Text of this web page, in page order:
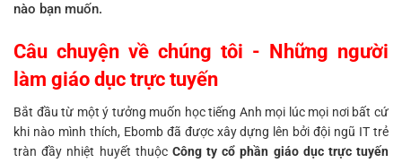
nào bạn muốn.
Câu chuyện về chúng tôi - Những người
làm giáo dục trực tuyến
Bắt đầu từ một ý tưởng muốn học tiếng Anh mọi lúc mọi nơi bất cứ
khi nào mình thích, Ebomb đã được xây dựng lên bởi đội ngũ IT trẻ
tràn đầy nhiệt huyết thuộc Công ty cổ phần giáo dục trực tuyến